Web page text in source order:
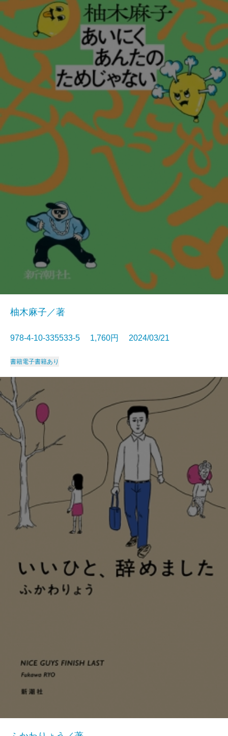
柚木麻子／著
978-4-10-335533-5 1,760円 2024/03/21
書籍電子書籍あり